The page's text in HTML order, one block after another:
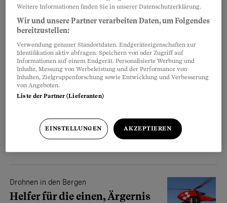
Verkehrsschild und höhere
Steuerabzüge – das ändert sich
rechtlich ab 1. Januar 2023.
Katharina Siegrist
Rechtliche Neuerungen
Was ändert sich 2021?
rechtliche Änderungen in Kraft. Das
Wichtigste in einer Übersicht.
Drohnen in den Bergen
Helfer für die einen, Ärgernis
Weitere Informationen finden Sie in unserer Datenschutzerklärung.
Wir und unsere Partner verarbeiten Daten, um Folgendes
bereitzustellen:
Verwendung genauer Standortdaten. Endgeräteeigenschaften zur
Identifikation aktiv abfragen. Speichern von oder Zugriff auf
Informationen auf einem Endgerät. Personalisierte Werbung und
Inhalte, Messung von Werbeleistung und der Performance von
Inhalten, Zielgruppenforschung sowie Entwicklung und Verbesserung
von Angeboten.
Liste der Partner (Lieferanten)
EINSTELLUNGEN AKZEPTIEREN